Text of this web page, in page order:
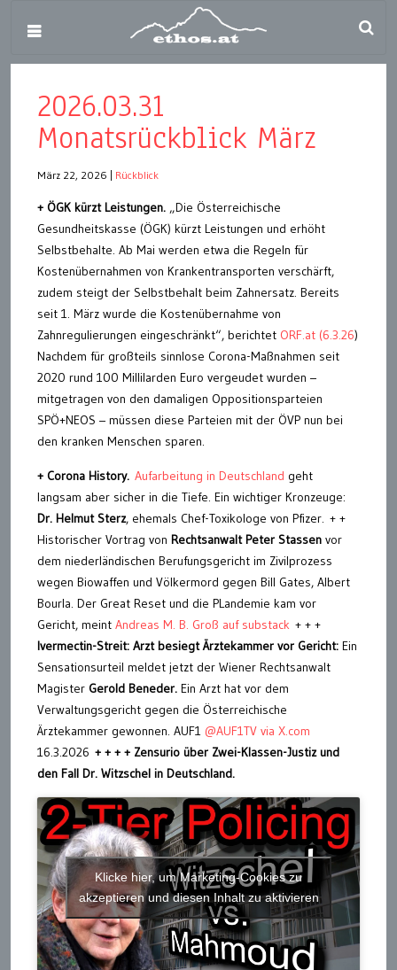
2026.03.31
Monatsrückblick März
März 22, 2026 Rückblick
+ ÖGK kürzt Leistungen. „Die Österreichische
Gesundheitskasse (ÖGK) kürzt Leistungen und erhöht
Selbstbehalte. Ab Mai werden etwa die Regeln für
Kostenübernahmen von Krankentransporten verschärft,
zudem steigt der Selbstbehalt beim Zahnersatz. Bereits
seit 1. März wurde die Kostenübernahme von
Zahnregulierungen eingeschränkt“, berichtet ORF.at (6.3.26)
Nachdem für großteils sinnlose Corona-Maßnahmen seit
2020 rund 100 Millilarden Euro vergeudet wurden –
mitgetragen von den damaligen Oppositionsparteien
SPÖ+NEOS – müssen diese Parteien mit der ÖVP nun bei
den kranken Menschen sparen.
+ Corona History. Aufarbeitung in Deutschland geht
langsam aber sicher in die Tiefe. Ein wichtiger Kronzeuge:
Dr. Helmut Sterz, ehemals Chef-Toxikologe von Pfizer. + +
Historischer Vortrag von Rechtsanwalt Peter Stassen vor
dem niederländischen Berufungsgericht im Zivilprozess
wegen Biowaffen und Völkermord gegen Bill Gates, Albert
Bourla. Der Great Reset und die PLandemie kam vor
Gericht, meint Andreas M. B. Groß auf substack + + +
Ivermectin-Streit: Arzt besiegt Ärztekammer vor Gericht: Ein
Sensationsurteil meldet jetzt der Wiener Rechtsanwalt
Magister Gerold Beneder. Ein Arzt hat vor dem
Verwaltungsgericht gegen die Österreichische
Ärztekammer gewonnen. AUF1 @AUF1TV via X.com
16.3.2026 + + + + Zensurio über Zwei-Klassen-Justiz und
den Fall Dr. Witzschel in Deutschland.
Klicke hier, um Marketing-Cookies zu
akzeptieren und diesen Inhalt zu aktivieren